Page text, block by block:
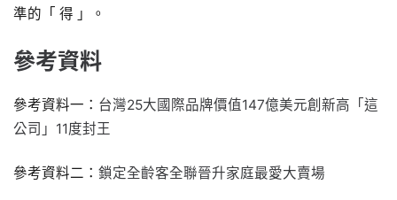
準的「 得 」。
參考資料
參考資料一： 台灣25大國際品牌價值147億美元創新高「這
公司」11度封王
參考資料二： 鎖定全齡客全聯晉升家庭最愛大賣場